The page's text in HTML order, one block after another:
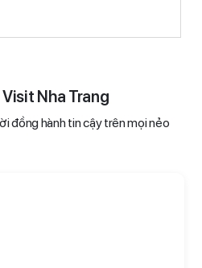
Nha Trang
đồng hành tin cậy trên mọi nẻo